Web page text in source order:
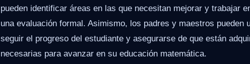
pueden identificar áreas en las que necesitan mejorar y trabajar
una evaluación formal. Asimismo, los padres y maestros pueden
seguir el progreso del estudiante y asegurarse de que están
necesarias para avanzar en su educación matemática.